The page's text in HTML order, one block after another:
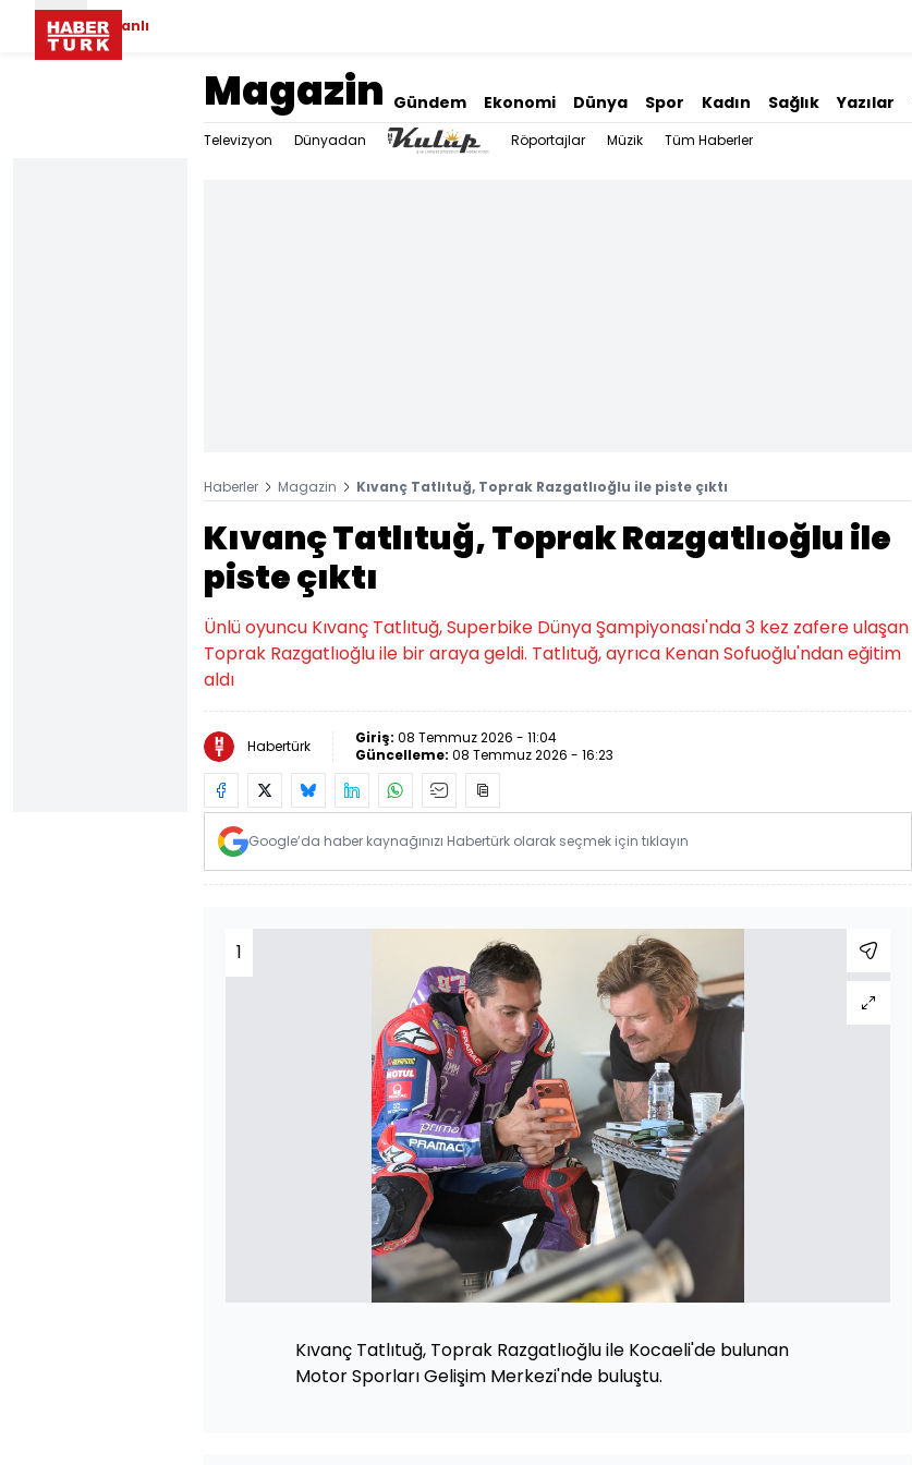
Canlı
Magazin Gündem Ekonomi Dünya Spor Kadın Sağlık Yazılar
Televizyon Dünyadan Röportajlar Müzik Tüm Haberler
Haberler Magazin Kıvanç Tatlıtuğ, Toprak Razgatlıoğlu ile piste çıktı
Kıvanç Tatlıtuğ, Toprak Razgatlıoğlu ile
piste çıktı
Ünlü oyuncu Kıvanç Tatlıtuğ, Superbike Dünya Şampiyonası'nda 3 kez zafere ulaşan
Toprak Razgatlıoğlu ile bir araya geldi. Tatlıtuğ, ayrıca Kenan Sofuoğlu'ndan eğitim
aldı
Habertürk Giriş: 08 Temmuz 2026 - 11:04
Güncelleme: 08 Temmuz 2026 - 16:23
Google’da haber kaynağınızı Habertürk olarak seçmek için tıklayın
1
Kıvanç Tatlıtuğ, Toprak Razgatlıoğlu ile Kocaeli'de bulunan
Motor Sporları Gelişim Merkezi'nde buluştu.